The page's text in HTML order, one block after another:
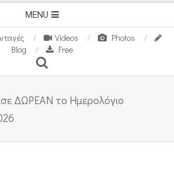
MENU
Videos
Photos
Blog
Free
Search
ΔΩΡΕΑΝ το Ημερολόγιο